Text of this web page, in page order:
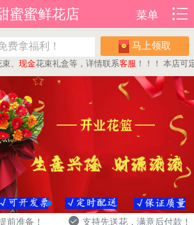
蜜蜜鲜花店 菜单
马上领取
现金花束礼盒等，详情联系客服！！！ 本店可定制
前准备！ 支持先送花，满意后付款！